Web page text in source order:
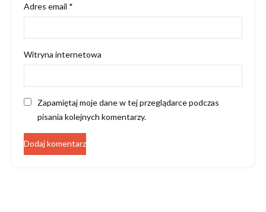
Adres email *
Witryna internetowa
Zapamiętaj moje dane w tej przeglądarce podczas
pisania kolejnych komentarzy.